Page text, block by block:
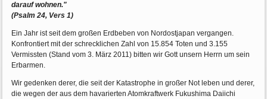
darauf wohnen."
(Psalm 24, Vers 1)
Ein Jahr ist seit dem großen Erdbeben von Nordostjapan vergangen.
Konfrontiert mit der schrecklichen Zahl von 15.854 Toten und 3.155
Vermissten (Stand vom 3. März 2011) bitten wir Gott unsern Herrn um sein
Erbarmen.
Wir gedenken derer, die seit der Katastrophe in großer Not leben und derer,
die wegen der aus dem havarierten Atomkraftwerk Fukushima Daiichi